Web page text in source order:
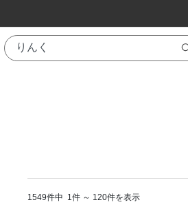
1549件中 1件 ～ 120件を表示